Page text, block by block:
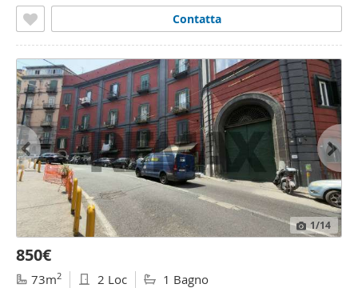
Contatta
1/14
850€
73m2 2 Loc 1 Bagno